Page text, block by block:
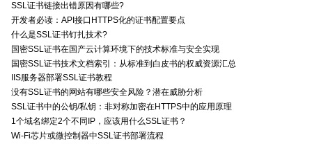
SSL证书链接出错原因有哪些?
开发者必读：API接口HTTPS化的证书配置要点
什么是SSL证书钉扎技术?
国密SSL证书在国产云计算环境下的技术标准与安全实现
国密SSL证书技术文档索引：从标准到白皮书的权威资源汇总
IIS服务器部署SSL证书教程
没有SSL证书的网站有哪些安全风险？潜在威胁分析
SSL证书中的公钥/私钥：非对称加密在HTTPS中的应用原理
1个域名绑定2个不同IP，应该用什么SSL证书？
Wi-Fi芯片或微控制器中SSL证书部署流程